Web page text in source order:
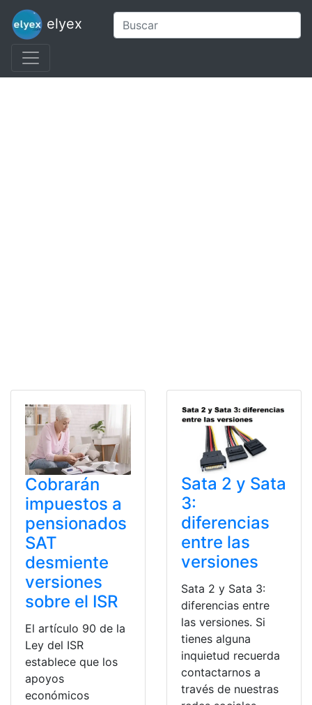
elyex
Cobrarán
impuestos a
pensionados
SAT
desmiente
versiones
sobre el ISR
El artículo 90 de la
Ley del ISR
establece que los
apoyos
económicos
Sata 2 y Sata
3:
diferencias
entre las
versiones
Sata 2 y Sata 3:
diferencias entre
las versiones. Si
tienes alguna
inquietud recuerda
contactarnos a
través de nuestras